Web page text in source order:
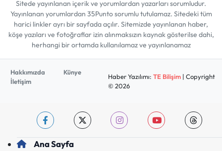
Sitede yayınlanan içerik ve yorumlardan yazarları sorumludur.
Yayınlanan yorumlardan 35Punto sorumlu tutulamaz. Sitedeki tüm
harici linkler ayrı bir sayfada açılır. Sitemizde yayınlanan haber,
köşe yazıları ve fotoğraflar izin alınmaksızın kaynak gösterilse dahi,
herhangi bir ortamda kullanılamaz ve yayınlanamaz
Hakkımızda
Künye
İletişim
Haber Yazılımı: TE Bilişim| Copyright
© 2026
Ana Sayfa